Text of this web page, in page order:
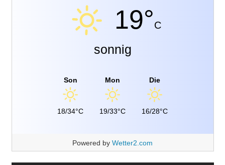
19°C
sonnig
Son
18/34°C
Mon
19/33°C
Die
16/28°C
Powered by Wetter2.com